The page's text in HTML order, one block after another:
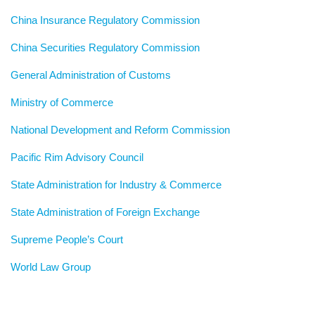
China Insurance Regulatory Commission
China Securities Regulatory Commission
General Administration of Customs
Ministry of Commerce
National Development and Reform Commission
Pacific Rim Advisory Council
State Administration for Industry & Commerce
State Administration of Foreign Exchange
Supreme People’s Court
World Law Group